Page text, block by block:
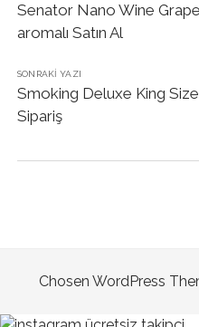
Senator Nano Wine
aromalı Satın Al
SONRAKI YAZI
Smoking Deluxe King Size
Sipariş
Chosen WordPress